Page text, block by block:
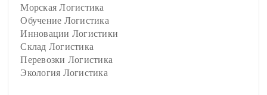
Морская Логистика
Обучение Логистика
Инновации Логистики
Склад Логистика
Перевозки Логистика
Экология Логистика